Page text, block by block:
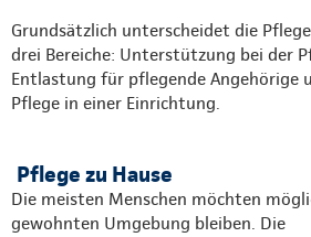
Grundsätzlich unterscheidet die
drei Bereiche: Unterstützung bei der
Entlastung für pflegende Angehörige
Pflege in einer Einrichtung.
Pflege zu Hause
Die meisten Menschen möchten
gewohnten Umgebung bleiben. Die